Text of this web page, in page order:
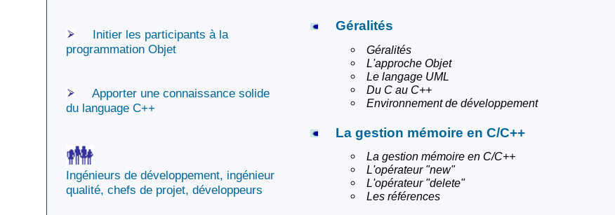
Initier les participants à la
programmation Objet
Apporter une connaissance solide
du language C++
Ingénieurs de développement, ingénieur
qualité, chefs de projet, développeurs
Géralités
Géralités
L'approche Objet
Le langage UML
Du C au C++
Environnement de développement
La gestion mémoire en C/C++
La gestion mémoire en C/C++
L'opérateur "new"
L'opérateur "delete"
Les références